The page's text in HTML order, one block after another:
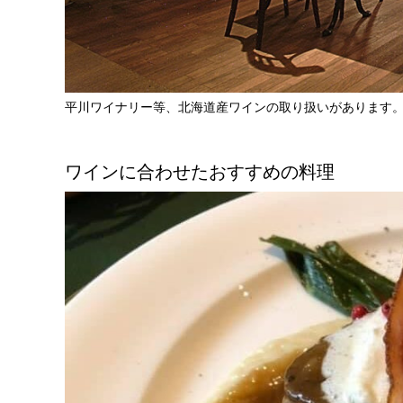
平川ワイナリー等、北海道産ワインの取り扱いがあります
ワインに合わせたおすすめの料理